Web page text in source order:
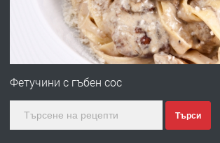
Имот в Северна
Фетучини с гъбен сос
Търси